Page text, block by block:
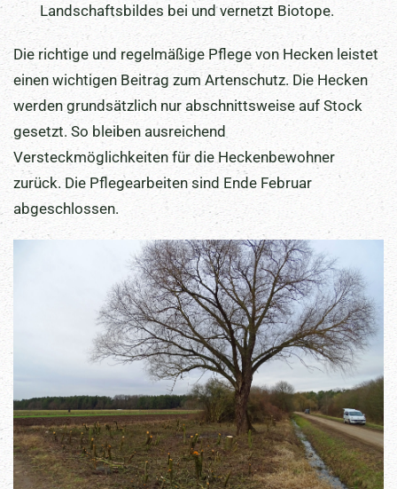
Landschaftsbildes bei und vernetzt Biotope.
Die richtige und regelmäßige Pflege von Hecken leistet
einen wichtigen Beitrag zum Artenschutz. Die Hecken
werden grundsätzlich nur abschnittsweise auf Stock
gesetzt. So bleiben ausreichend
Versteckmöglichkeiten für die Heckenbewohner
zurück. Die Pflegearbeiten sind Ende Februar
abgeschlossen.